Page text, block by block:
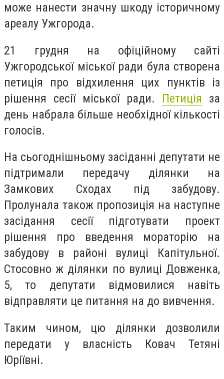
може нанести значну шкоду історичному
ареалу Ужгорода.
21 грудня на офіційному сайті
Ужгородської міської ради була створена
петиція про відхилення цих пунктів із
рішення сесії міської ради. Петиція за
день набрала більше необхідної кількості
голосів.
На сьогоднішньому засіданні депутати не
підтримали передачу ділянки на
Замкових Сходах під забудову.
Пролунала також пропозиція на наступне
засідання сесії підготувати проект
рішення про введення мораторію на
забудову в районі вулиці Капітульної.
Стосовно ж ділянки по вулиці Довженка,
5, то депутати відмовилися навіть
відправляти це питання на до вивчення.
Таким чином, цю ділянки дозволили
передати у власність Ковач Тетяні
Юріївні.